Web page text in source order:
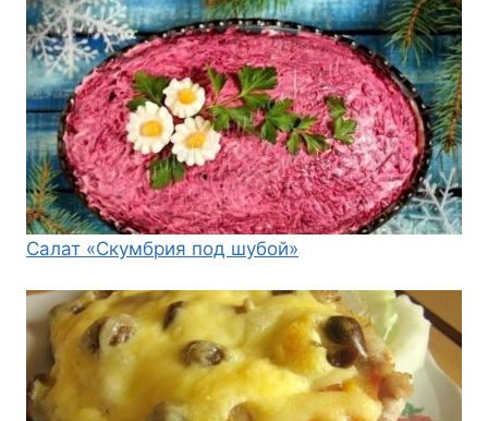
Салат «Скумбрия под шубой»